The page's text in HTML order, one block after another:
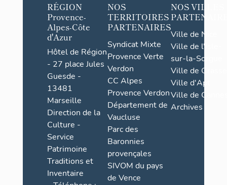
RÉGION
Provence-
Alpes-Côte
d'Azur
Hôtel de Région
- 27 place Jules
Guesde -
13481
Marseille
Direction de la
Culture -
Service
Patrimoine
Traditions et
Inventaire
NOS
TERRITOIRES
PARTENAIRES
Syndicat Mixte
Provence Verte
Verdon
CC Alpes
Provence Verdon
Département de
Vaucluse
Parc des
Baronnies
provençales
SIVOM du pays
de Vence
NOS VILLES
Ville de Nice
Ville de l'Isle-
sur-la-Sorgue
Ville de Grasse
Ville d'Apt
Ville de
Archives